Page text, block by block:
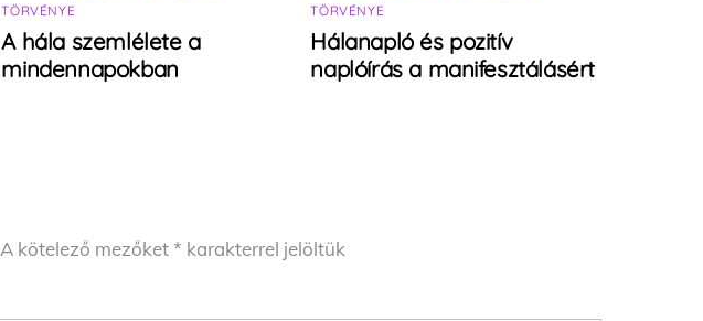
TÖRVÉNYE
A hála szemlélete a
mindennapokban
TÖRVÉNYE
Hálanapló és pozitív
naplóírás a manifesztálásért
A kötelező mezőket* karakterrel jelöltük